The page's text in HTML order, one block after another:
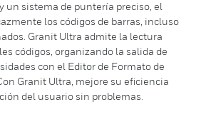
sistema de puntería preciso, el
los códigos de barras, incluso
Granit Ultra admite la lectura
códigos, organizando la salida de
con el Editor de Formato de
Granit Ultra, mejore su eficiencia
del usuario sin problemas.